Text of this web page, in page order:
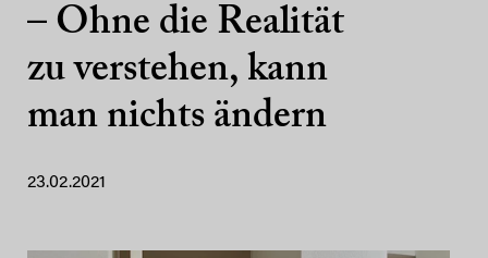
– Ohne die Realität
zu verstehen, kann
man nichts ändern
23.02.2021